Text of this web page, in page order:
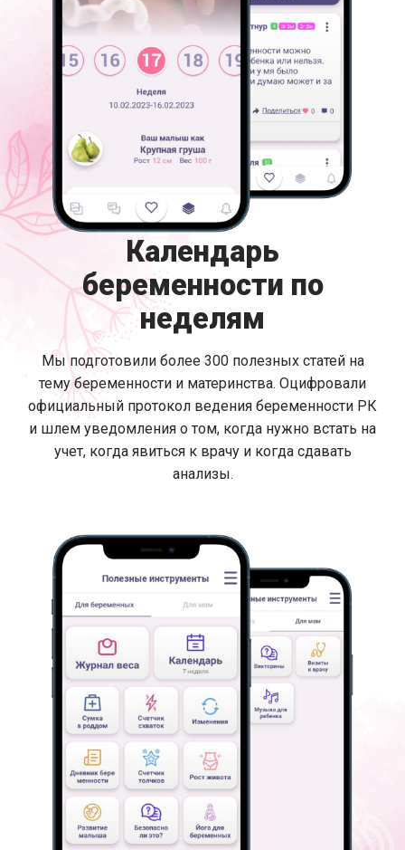
Календарь
беременности по
неделям
Мы подготовили более 300 полезных статей на
тему беременности и материнства. Оцифровали
официальный протокол ведения беременности РК
и шлем уведомления о том, когда нужно встать на
учет, когда явиться к врачу и когда сдавать
анализы.